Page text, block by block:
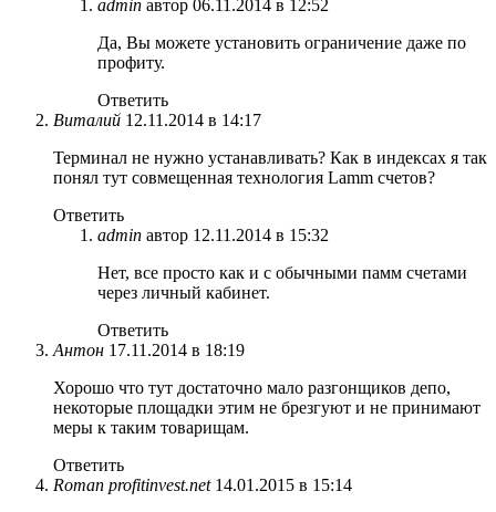
admin автор 06.11.2014 в 12:52
Да, Вы можете установить ограничение даже по
профиту.
Ответить
Виталий 12.11.2014 в 14:17
Терминал не нужно устанавливать? Как в индексах я так
понял тут совмещенная технология Lamm счетов?
Ответить
admin автор 12.11.2014 в 15:32
Нет, все просто как и с обычными памм счетами
через личный кабинет.
Ответить
Антон 17.11.2014 в 18:19
Хорошо что тут достаточно мало разгонщиков депо,
некоторые площадки этим не брезгуют и не принимают
меры к таким товарищам.
Ответить
Roman profitinvest.net 14.01.2015 в 15:14